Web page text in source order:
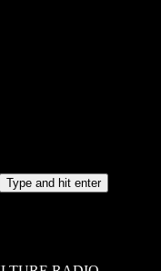
Type and hit enter